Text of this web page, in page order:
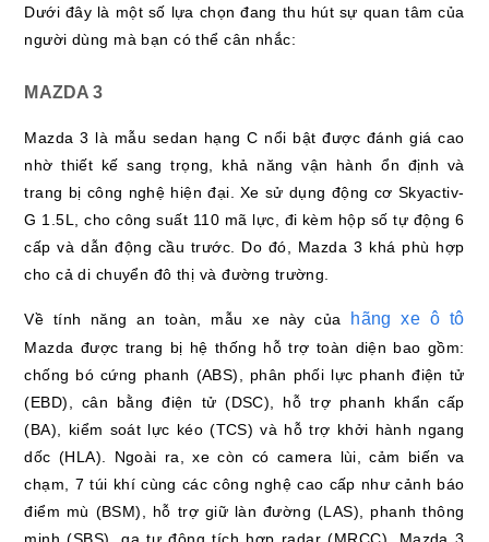
Dưới đây là một số lựa chọn đang thu hút sự quan tâm của
người dùng mà bạn có thể cân nhắc:
MAZDA 3
Mazda 3 là mẫu sedan hạng C nổi bật được đánh giá cao
nhờ thiết kế sang trọng, khả năng vận hành ổn định và
trang bị công nghệ hiện đại. Xe sử dụng động cơ Skyactiv-
G 1.5L, cho công suất 110 mã lực, đi kèm hộp số tự động 6
cấp và dẫn động cầu trước. Do đó, Mazda 3 khá phù hợp
cho cả di chuyển đô thị và đường trường.
Về tính năng an toàn, mẫu xe này của hãng xe ô tô
Mazda được trang bị hệ thống hỗ trợ toàn diện bao gồm:
chống bó cứng phanh (ABS), phân phối lực phanh điện tử
(EBD), cân bằng điện tử (DSC), hỗ trợ phanh khẩn cấp
(BA), kiểm soát lực kéo (TCS) và hỗ trợ khởi hành ngang
dốc (HLA). Ngoài ra, xe còn có camera lùi, cảm biến va
chạm, 7 túi khí cùng các công nghệ cao cấp như cảnh báo
điểm mù (BSM), hỗ trợ giữ làn đường (LAS), phanh thông